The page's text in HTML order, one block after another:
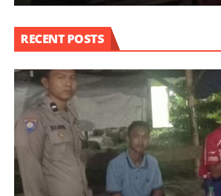
RECENT POSTS